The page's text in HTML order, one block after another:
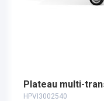
Plateau multi-
HPVI3002540